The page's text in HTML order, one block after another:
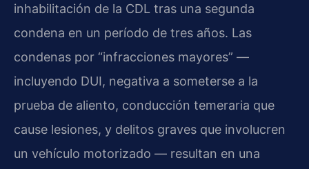
inhabilitación de la CDL tras una segunda
condena en un período de tres años. Las
condenas por “infracciones mayores” —
incluyendo DUI, negativa a someterse a la
prueba de aliento, conducción temeraria que
cause lesiones, y delitos graves que involucren
un vehículo motorizado — resultan en una